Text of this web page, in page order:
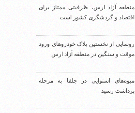
منطقه آزاد ارس، ظرفیتی ممتاز برای
اقتصاد و گردشگری کشور است
رونمایی از نخستین پلاک خودروهای ورود
موقت و سنگین در منطقه آزاد ارس
میوه‌های استوایی در جلفا به مرحله
برداشت رسید